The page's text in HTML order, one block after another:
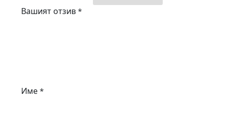
Вашият отзив *
Име *